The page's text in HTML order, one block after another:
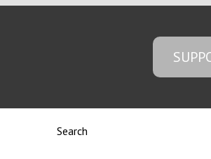
Search